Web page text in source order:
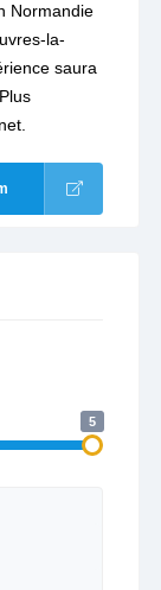
Normandie
la-
saura
5